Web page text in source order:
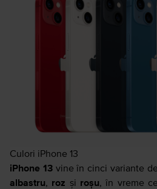
Culori iPhone 13
iPhone 13vine în cinci variante
albastru, roz și roșu, în vreme ce